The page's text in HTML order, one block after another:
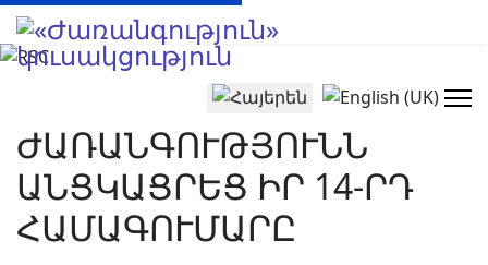
Select your language
ԺԱՌԱՆԳՈՒԹՅՈՒՆՆ
ԱՆՑԿԱՑՐԵՑ ԻՐ 14-ՐԴ
ՀԱՄԱԳՈՒՄԱՐԸ